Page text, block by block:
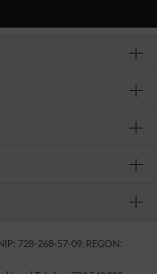
728-268-57-09, REGON: